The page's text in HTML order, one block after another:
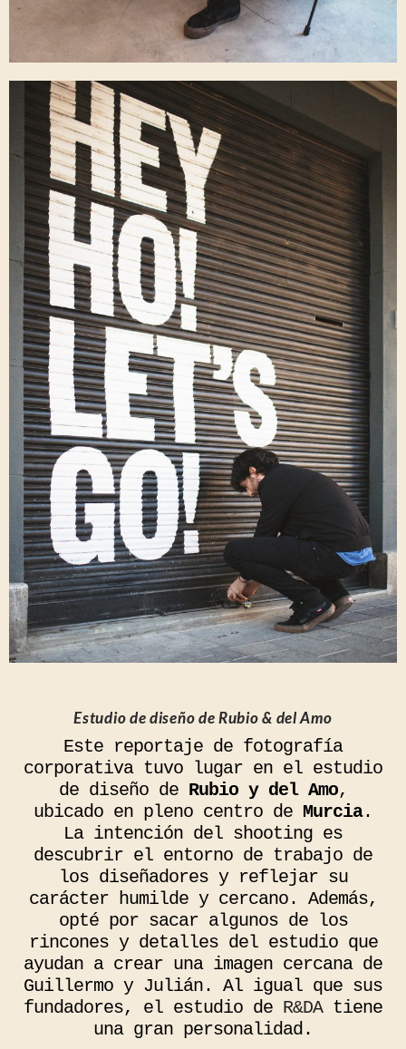
Estudio de diseño de Rubio & del Amo
Este reportaje de fotografía
corporativa tuvo lugar en el estudio
de diseño de Rubio y del Amo,
ubicado en pleno centro de Murcia.
La intención del shooting es
descubrir el entorno de trabajo de
los diseñadores y reflejar su
carácter humilde y cercano. Además,
opté por sacar algunos de los
rincones y detalles del estudio que
ayudan a crear una imagen cercana de
Guillermo y Julián. Al igual que sus
fundadores, el estudio de R&DAtiene
una gran personalidad.